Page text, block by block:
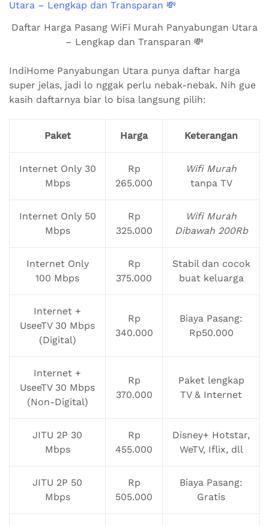
Daftar Harga Pasang WiFi Murah Panyabungan Utara
– Lengkap dan Transparan 💸
IndiHome Panyabungan Utara punya daftar harga
super jelas, jadi lo nggak perlu nebak-nebak. Nih gue
kasih daftarnya biar lo bisa langsung pilih:
Paket Harga Keterangan
Internet Only 30
Mbps
Rp
265.000
Wifi Murah
tanpa TV
Internet Only 50
Mbps
Rp
325.000
Wifi Murah
Dibawah 200Rb
Internet Only
100 Mbps
Rp
375.000
Stabil dan cocok
buat keluarga
Internet +
UseeTV 30 Mbps
(Digital)
Rp
340.000
Biaya Pasang:
Rp50.000
Internet +
UseeTV 30 Mbps
(Non-Digital)
Rp
370.000
Paket lengkap
TV & Internet
JITU 2P 30
Mbps
Rp
455.000
Disney+ Hotstar,
WeTV, Iflix, dll
JITU 2P 50
Mbps
Rp
505.000
Biaya Pasang:
Gratis